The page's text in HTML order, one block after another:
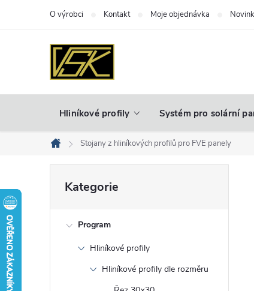
O výrobci Kontakt Moje objednávka
Hliníkové profily Systém pro solární
Domů
Stojany z hliníkových profilů pro FVE panely
kategorie
Kategorie
Program
Hliníkové profily
Hliníkové profily dle rozměru